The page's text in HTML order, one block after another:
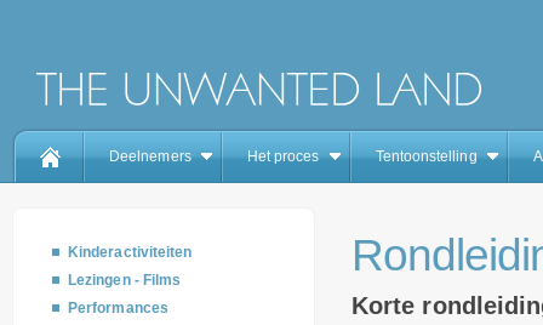
Deelnemers Het proces Tentoonstelling
Kinderactiviteiten
Lezingen - Films
Performances
Korte